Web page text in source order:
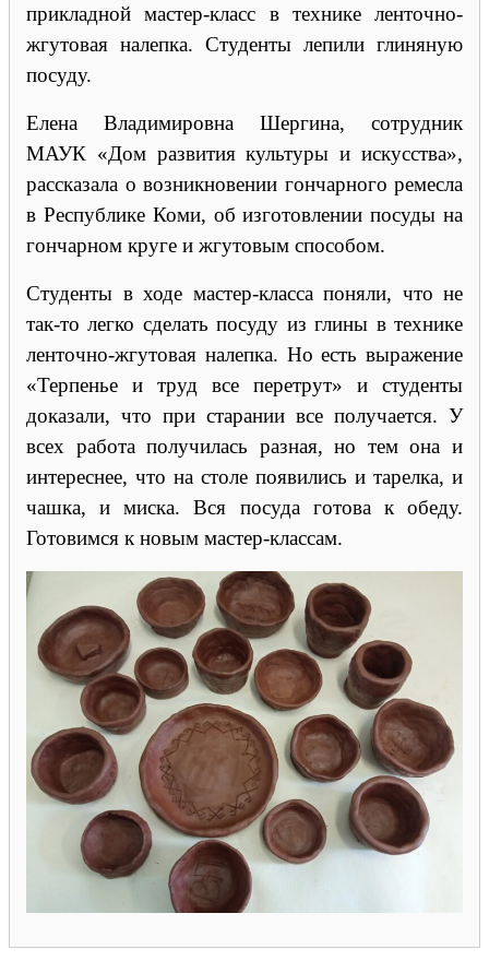
прикладной мастер-класс в технике ленточно-
жгутовая налепка. Студенты лепили глиняную
посуду.
Елена Владимировна Шергина, сотрудник
МАУК «Дом развития культуры и искусства»,
рассказала о возникновении гончарного ремесла
в Республике Коми, об изготовлении посуды на
гончарном круге и жгутовым способом.
Студенты в ходе мастер-класса поняли, что не
так-то легко сделать посуду из глины в технике
ленточно-жгутовая налепка. Но есть выражение
«Терпенье и труд все перетрут» и студенты
доказали, что при старании все получается. У
всех работа получилась разная, но тем она и
интереснее, что на столе появились и тарелка, и
чашка, и миска. Вся посуда готова к обеду.
Готовимся к новым мастер-классам.